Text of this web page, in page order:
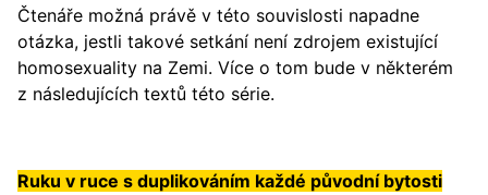
Čtenáře možná právě v této souvislosti napadne
otázka, jestli takové setkání není zdrojem existující
homosexuality na Zemi. Více o tom bude v některém
z následujících textů této série.
Ruku v ruce s duplikováním každé původní bytosti